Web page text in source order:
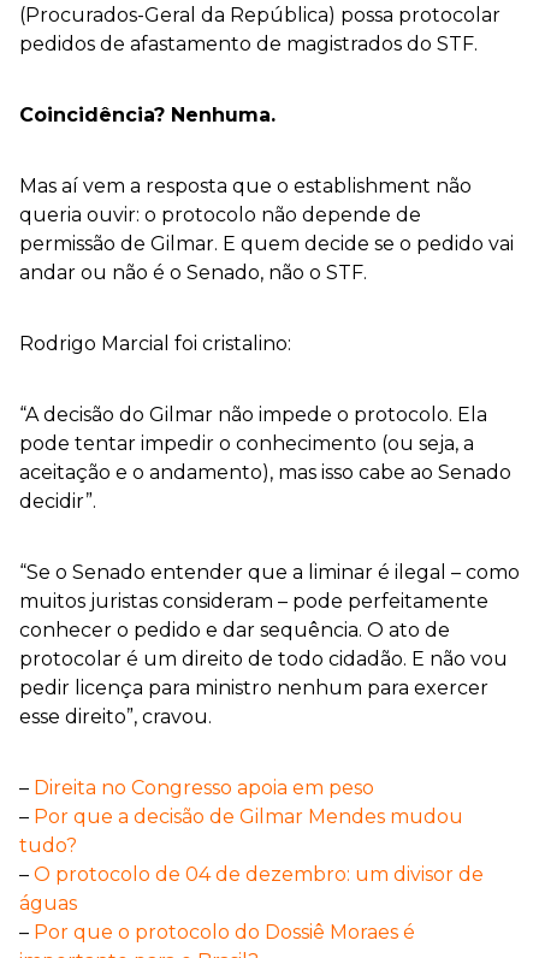
(Procurados-Geral da República) possa protocolar
pedidos de afastamento de magistrados do STF.
Coincidência? Nenhuma.
Mas aí vem a resposta que o establishment não
queria ouvir: o protocolo não depende de
permissão de Gilmar. E quem decide se o pedido vai
andar ou não é o Senado, não o STF.
Rodrigo Marcial foi cristalino:
“A decisão do Gilmar não impede o protocolo. Ela
pode tentar impedir o conhecimento (ou seja, a
aceitação e o andamento), mas isso cabe ao Senado
decidir”.
“Se o Senado entender que a liminar é ilegal – como
muitos juristas consideram – pode perfeitamente
conhecer o pedido e dar sequência. O ato de
protocolar é um direito de todo cidadão. E não vou
pedir licença para ministro nenhum para exercer
esse direito”, cravou.
– Direita no Congresso apoia em peso
– Por que a decisão de Gilmar Mendes mudou
tudo?
– O protocolo de 04 de dezembro: um divisor de
águas
– Por que o protocolo do Dossiê Moraes é